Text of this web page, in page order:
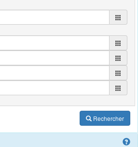
Rechercher